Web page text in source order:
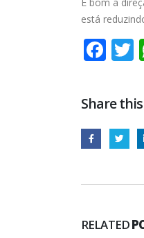
está
Share
RELATED